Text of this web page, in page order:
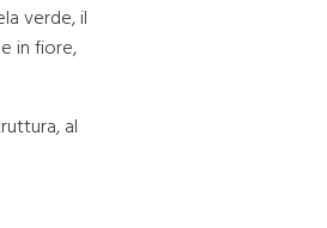
verde, il
in fiore,
al